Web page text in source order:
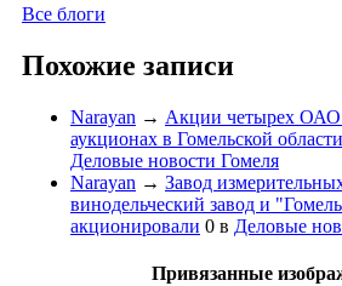
Все блоги
Похожие записи
Narayan → Акции четырех ОАО
аукционах в Гомельской
Деловые новости Гомеля
Narayan → Завод
винодельческий завод и
акционировали 0 в Деловые
Привязанные